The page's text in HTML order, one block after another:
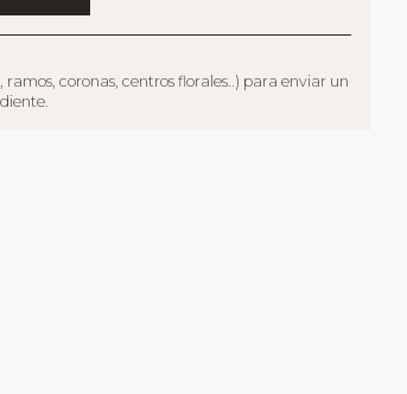
coronas, centros florales..) para enviar un